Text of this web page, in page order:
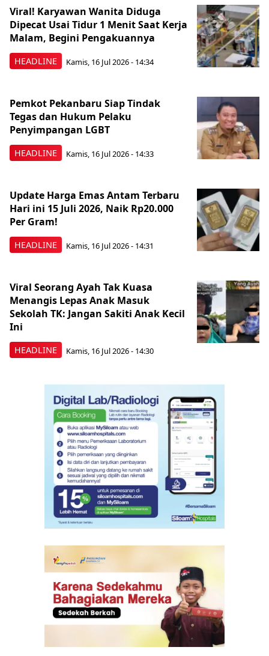
HEADLINE
Viral! Karyawan Wanita Diduga
Dipecat Usai Tidur 1 Menit Saat Kerja
Malam, Begini Pengakuannya
Kamis, 16 Jul 2026 - 14:34
HEADLINE
Pemkot Pekanbaru Siap Tindak
Tegas dan Hukum Pelaku
Penyimpangan LGBT
Kamis, 16 Jul 2026 - 14:33
HEADLINE
Update Harga Emas Antam Terbaru
Hari ini 15 Juli 2026, Naik Rp20.000
Per Gram!
Kamis, 16 Jul 2026 - 14:31
HEADLINE
Viral Seorang Ayah Tak Kuasa
Menangis Lepas Anak Masuk
Sekolah TK: Jangan Sakiti Anak Kecil
Ini
Kamis, 16 Jul 2026 - 14:30